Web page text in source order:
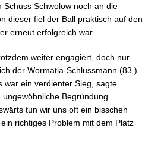
Schuss Schwolow noch an die
dieser fiel der Ball praktisch auf den
erneut erfolgreich war.
weiter engagiert, doch nur
der Wormatia-Schlussmann (83.)
war ein verdienter Sieg, sagte
Begründung
tun wir uns oft ein bisschen
richtiges Problem mit dem Platz